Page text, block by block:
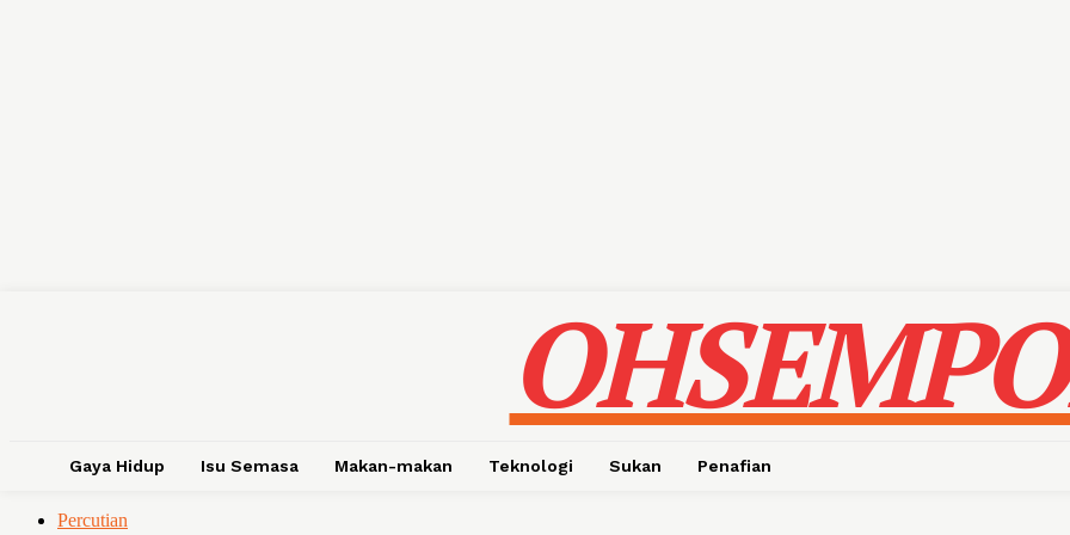
Gaya Hidup Isu Semasa Makan-makan Teknologi Sukan Penafian
Percutian